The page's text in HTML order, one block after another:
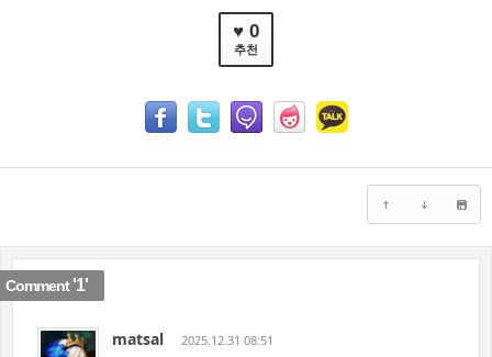
♥ 0
추천
Comment'1'
matsal 2025.12.31 08:51